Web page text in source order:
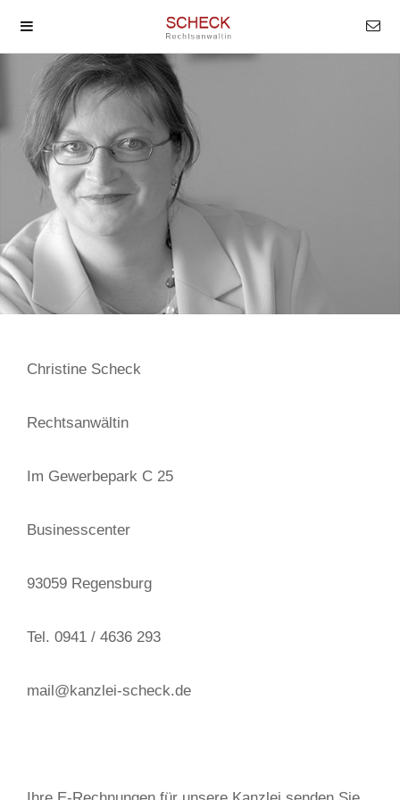
Christine Scheck
Rechtsanwältin
Im Gewerbepark C 25
Businesscenter
93059 Regensburg
Tel. 0941 / 4636 293
mail@kanzlei-scheck.de